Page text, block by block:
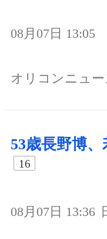
08月07日 13:05
オリコンニュー
53歳長野博
16
08月07日 13:36